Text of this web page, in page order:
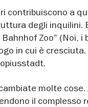
contribuiscono a
degli inquilini.
Zoo" (Noi,
in cui è
molte
il complesso